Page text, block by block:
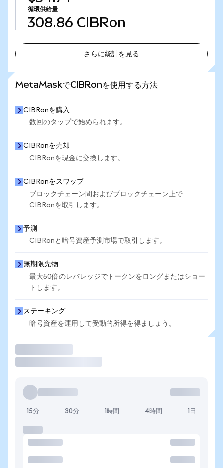
循環供給量
308.86 CIBRon
さらに統計を見る
MetaMaskでCIBRonを使用する方法
CIBRonを購入
数回のタップで始められます。
CIBRonを売却
CIBRonを現金に交換します。
CIBRonをスワップ
ブロックチェーン間およびブロックチェーン上で
CIBRonを取引します。
予測
CIBRonと暗号資産予測市場で取引します。
無期限先物
最大50倍のレバレッジでトークンをロングまたはショー
トします。
ステーキング
暗号資産を運用して受動的所得を得ましょう。
15分 30分 1時間 4時間 1日